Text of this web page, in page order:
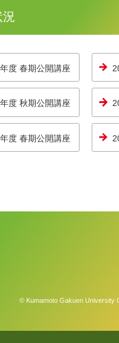
況
度 春期公開講座
度 秋期公開講座
度 春期公開講座
© Kumamoto Gakuen University